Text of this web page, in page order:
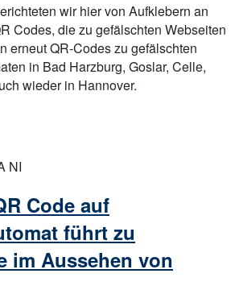
wir hier von Aufklebern an
Codes, die zu gefälschten Webseiten
erneut QR-Codes zu gefälschten
in Bad Harzburg, Goslar, Celle,
wieder in Hannover.
NI
Code auf
führt zu
im Aussehen von